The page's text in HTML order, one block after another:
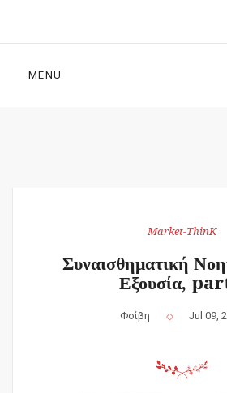
MENU
Market-ThinK
Συναισθηματική
Εξουσία,
Φοίβη Jul 09,